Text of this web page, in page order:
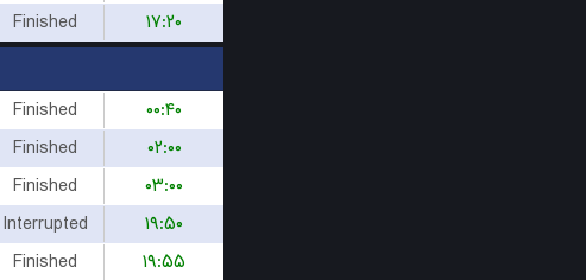
Finished
۱۷:۲۰
Finished
۰۰:۴۰
Finished
۰۲:۰۰
Finished
۰۳:۰۰
Interrupted
۱۹:۵۰
Finished
۱۹:۵۵